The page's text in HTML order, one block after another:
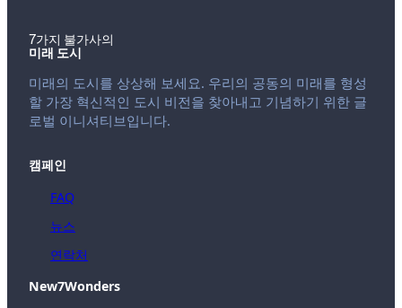
7가지 불가사의
미래 도시
미래의 도시를 상상해 보세요. 우리의 공동의 미래를 형성
할 가장 혁신적인 도시 비전을 찾아내고 기념하기 위한 글
로벌 이니셔티브입니다.
캠페인
FAQ
뉴스
연락처
New7Wonders